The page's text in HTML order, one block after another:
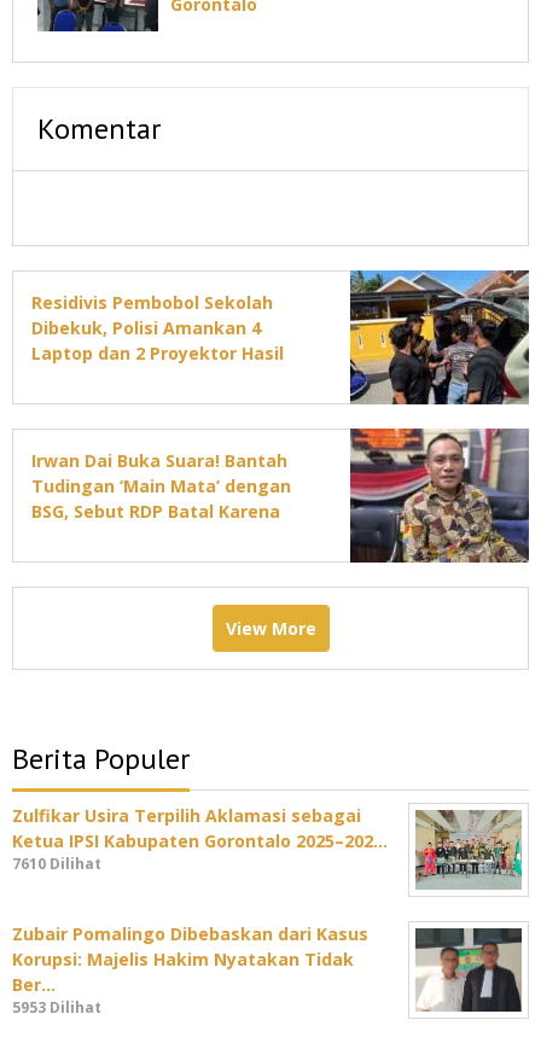
Gorontalo
Komentar
Residivis Pembobol Sekolah
Dibekuk, Polisi Amankan 4
Laptop dan 2 Proyektor Hasil
Irwan Dai Buka Suara! Bantah
Tudingan ‘Main Mata’ dengan
BSG, Sebut RDP Batal Karena
View More
Berita Populer
Zulfikar Usira Terpilih Aklamasi sebagai
Ketua IPSI Kabupaten Gorontalo 2025–202…
7610 Dilihat
Zubair Pomalingo Dibebaskan dari Kasus
Korupsi: Majelis Hakim Nyatakan Tidak
Ber…
5953 Dilihat